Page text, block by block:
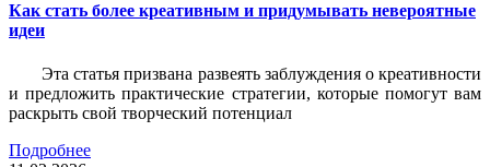
Как стать более креативным и придумывать невероятные
идеи
Эта статья призвана развеять заблуждения о креативности
и предложить практические стратегии, которые помогут вам
раскрыть свой творческий потенциал
Подробнее